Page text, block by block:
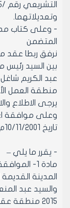
وتعديلاتهما.
المتضمن
نرفق ربطا عقد
بين السيد رئيس
منطقة العمل
يرجى الاطلاع
تاريخ 10/11/2001م.
- يقرر ما يلي –
مادة 1-
المدينة
والسيد عبد
2015